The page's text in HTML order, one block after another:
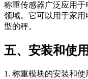
称重传感器广泛应用
领域。它可以用于家
型的秤。
五、安装和使
1. 称重模块的安装和使